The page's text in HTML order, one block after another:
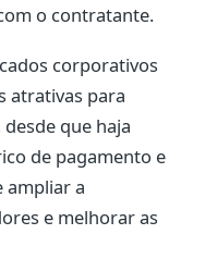
o contratante.
corporativos
atrativas para
que haja
de pagamento e
ampliar a
e melhorar as